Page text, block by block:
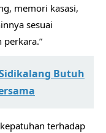
memori kasasi,
sesuai
Butuh
terhadap